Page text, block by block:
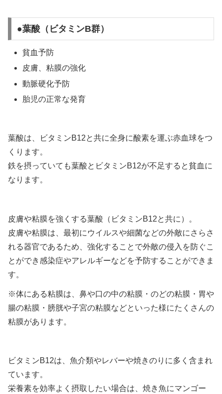
●葉酸（ビタミンB群）
貧血予防
皮膚、粘膜の強化
動脈硬化予防
胎児の正常な発育
葉酸は、ビタミンB12と共に全身に酸素を運ぶ赤血球をつ
くります。
鉄を摂っていても葉酸とビタミンB12が不足すると貧血に
なります。
皮膚や粘膜を強くする葉酸（ビタミンB12と共に）。
皮膚や粘膜は、最初にウイルスや細菌などの外敵にさらさ
れる器官であるため、強化することで外敵の侵入を防ぐこ
とができ感染症やアレルギーなどを予防することができま
す。
※体にある粘膜は、鼻や口の中の粘膜・のどの粘膜・胃や
腸の粘膜・膀胱や子宮の粘膜などといった様にたくさんの
粘膜があります。
ビタミンB12は、魚介類やレバーや焼きのりに多く含まれ
ています。
栄養素を効率よく摂取したい場合は、焼き魚にマンゴー